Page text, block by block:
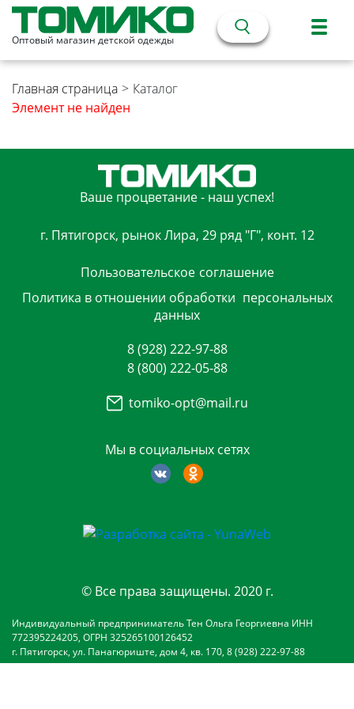
Оптовый магазин детской одежды
Главная страница > Каталог
Элемент не найден
Ваше процветание - наш успех!
г. Пятигорск, рынок Лира, 29 ряд "Г", конт. 12
Пользовательское соглашение
Политика в отношении обработки персональных
данных
Мы в социальных сетях
8 (928) 222-97-88
8 (800) 222-05-88
tomiko-opt@mail.ru
© Все права защищены. 2020 г.
Индивидуальный предприниматель Тен Ольга Георгиевна ИНН
772395224205, ОГРН 325265100126452
г. Пятигорск, ул. Панагюриште, дом 4, кв. 170, 8 (928) 222-97-88